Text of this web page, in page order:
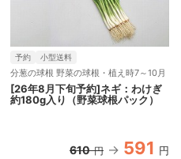
予約 小型送料
分葱の球根 野菜の球根・植え時7～10月
[26年8月下旬予約]ネギ：わけぎ
約180g入り（野菜球根パック）
610 円 591 円